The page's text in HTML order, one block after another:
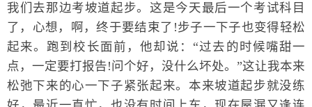
我们去那边考坡道起步。这是今天最后一个考试科目
了，心想，啊，终于要结束了!步子一下子也变得轻松
起来。跑到校长面前，他却说：“过去的时候嘴甜一
点，一定要打报告!问个好，没什么坏处。”这让我本来
松弛下来的心一下子紧张起来。本来坡道起步就没练